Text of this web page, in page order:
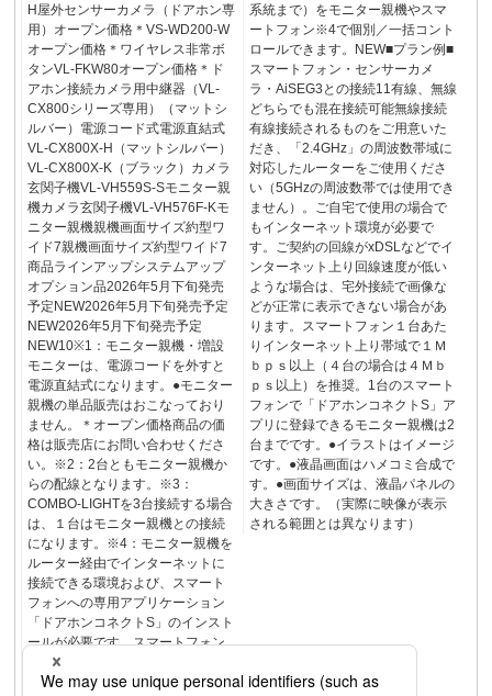
H屋外センサーカメラ（ドアホン専
用）オープン価格＊VS-WD200-W
オープン価格＊ワイヤレス非常ボ
タンVL-FKW80オープン価格＊ド
アホン接続カメラ用中継器（VL-
CX800シリーズ専用）（マットシ
ルバー）電源コード式電源直結式
VL-CX800X-H（マットシルバー）
VL-CX800X-K（ブラック）カメラ
玄関子機VL-VH559S-Sモニター親
機カメラ玄関子機VL-VH576F-Kモ
ニター親機親機画面サイズ約型ワ
イド7親機画面サイズ約型ワイド7
商品ラインアップシステムアップ
オプション品2026年5月下旬発売
予定NEW2026年5月下旬発売予定
NEW2026年5月下旬発売予定
NEW10※1：モニター親機・増設
モニターは、電源コードを外すと
電源直結式になります。●モニター
親機の単品販売はおこなっており
ません。＊オープン価格商品の価
格は販売店にお問い合わせくださ
い。※2：2台ともモニター親機か
らの配線となります。※3：
COMBO-LIGHTを3台接続する場合
は、１台はモニター親機との接続
になります。※4：モニター親機を
ルーター経由でインターネットに
接続できる環境および、スマート
フォンへの専用アプリケーション
「ドアホンコネクトS」のインスト
ールが必要です。スマートフォン
を連携させるには、インターネッ
トに接続したルーター（別売品：
系統まで）をモニター親機やスマ
ートフォン※4で個別／一括コント
ロールできます。NEW■プラン例■
スマートフォン・センサーカメ
ラ・AiSEG3との接続11有線、無線
どちらでも混在接続可能無線接続
有線接続されるものをご用意いた
だき、「2.4GHz」の周波数帯域に
対応したルーターをご使用くださ
い（5GHzの周波数帯では使用でき
ません）。ご自宅で使用の場合で
もインターネット環境が必要で
す。ご契約の回線がxDSLなどでイ
ンターネット上り回線速度が低い
ような場合は、宅外接続で画像な
どが正常に表示できない場合があ
ります。スマートフォン１台あた
りインターネット上り帯域で１Ｍ
ｂｐｓ以上（４台の場合は４Ｍｂ
ｐｓ以上）を推奨。1台のスマート
フォンで「ドアホンコネクトS」ア
プリに登録できるモニター親機は2
台までです。●イラストはイメージ
です。●液晶画面はハメコミ合成で
す。●画面サイズは、液晶パネルの
大きさです。（実際に映像が表示
される範囲とは異なります）